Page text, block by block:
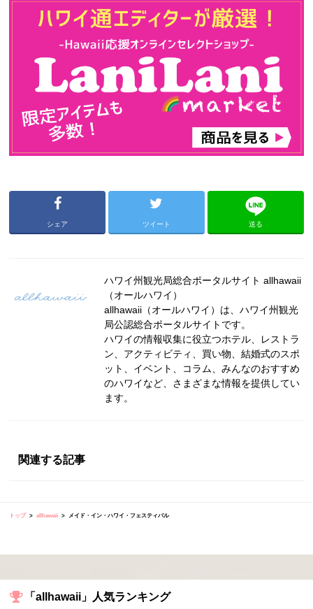
シェア ツイート 送る
ハワイ州観光局総合ポータルサイト allhawaii
（オールハワイ）
allhawaii（オールハワイ）は、ハワイ州観光
局公認総合ポータルサイトです。
ハワイの情報収集に役立つホテル、レストラ
ン、アクティビティ、買い物、結婚式のスポ
ット、イベント、コラム、みんなのおすすめ
のハワイなど、さまざまな情報を提供してい
ます。
関連する記事
トップ allhawaii メイド・イン・ハワイ・フェスティバル
「allhawaii」人気ランキング